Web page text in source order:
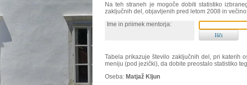
Na teh straneh je mogoče dobiti statistiko
zaključnih del, objavljenih pred letom 2008 in
Ime in priimek mentorja:
Tabela prikazuje število zaključnih del, pri katerih
meniju (pod jezički), da dobite preostalo statistiko
Oseba: Matjaž Kljun